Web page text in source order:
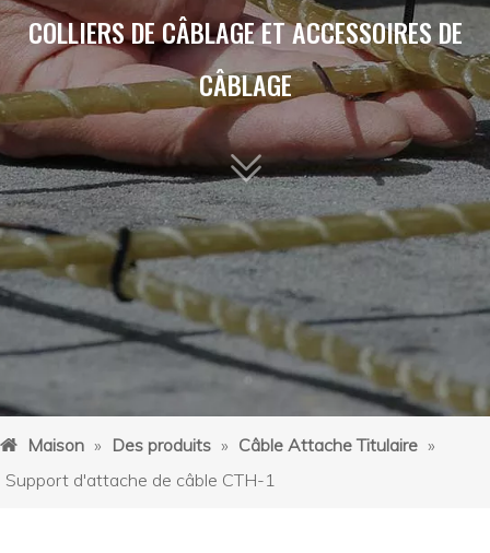
COLLIERS DE CÂBLAGE ET ACCESSOIRES DE
CÂBLAGE
Maison » Des produits » Câble Attache Titulaire »
Support d'attache de câble CTH-1